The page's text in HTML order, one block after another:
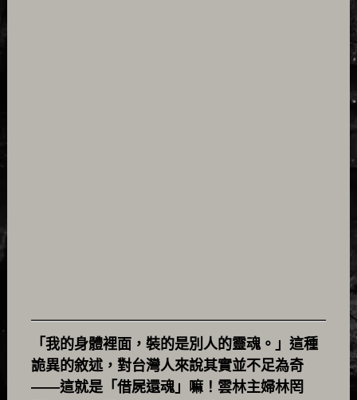
「我的身體裡面，裝的是別人的靈魂。」這種
詭異的敘述，對台灣人來說其實並不足為奇
——這就是「借屍還魂」嘛！雲林主婦林罔